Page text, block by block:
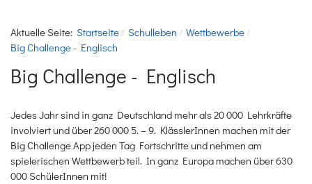
Aktuelle Seite: Startseite Schulleben
Wettbewerbe
Big Challenge - Englisch
Big Challenge - Englisch
Jedes Jahr sind in ganz Deutschland mehr als 20 000 Lehrkräfte
involviert und über 260 000 5. – 9. KlässlerInnen machen mit der
Big Challenge App jeden Tag Fortschritte und nehmen am
spielerischen Wettbewerb teil. In ganz Europa machen über 630
000 SchülerInnen mit!